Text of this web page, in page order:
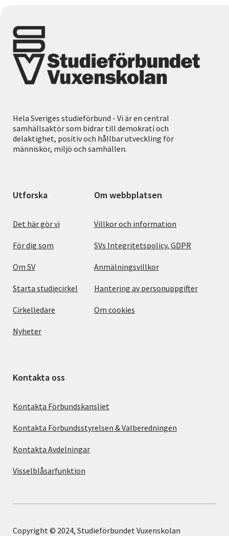
Hela Sveriges studieförbund - Vi är en central
samhällsaktör som bidrar till demokrati och
delaktighet, positiv och hållbar utveckling för
människor, miljö och samhällen.
Utforska
Det här gör vi
För dig som
Om SV
Starta studiecirkel
Cirkelledare
Nyheter
Om webbplatsen
Villkor och information
SVs Integritetspolicy, GDPR
Anmälningsvillkor
Hantering av personuppgifter
Om cookies
Kontakta oss
Kontakta Förbundskansliet
Kontakta Förbundsstyrelsen & Valberedningen
Kontakta Avdelningar
Visselblåsarfunktion
Copyright © 2024, Studieförbundet Vuxenskolan